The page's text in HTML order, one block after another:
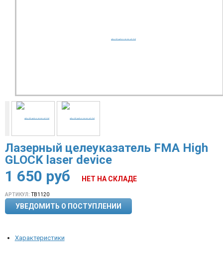
Лазерный целеуказатель FMA High
GLOCK laser device
1 650 руб НЕТ НА СКЛАДЕ
АРТИКУЛ: TB1120
УВЕДОМИТЬ О ПОСТУПЛЕНИИ
Характеристики